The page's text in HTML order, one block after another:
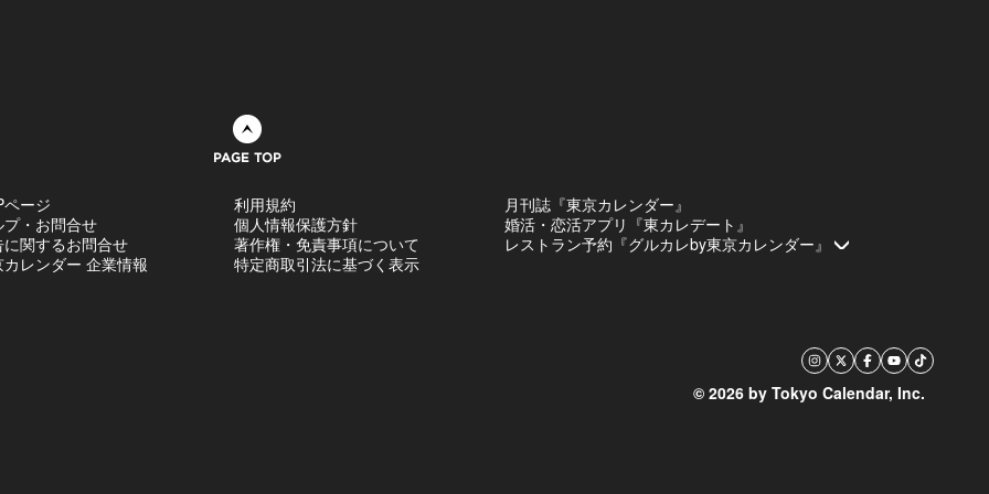
ページ
プ・お問合せ
に関するお問合せ
カレンダー 企業情報
利用規約
個人情報保護方針
著作権・免責事項について
特定商取引法に基づく表示
月刊誌『東京カレンダー』
婚活・恋活アプリ『東カレデート』
レストラン予約『グルカレby東京カレンダー』
© 2026 by Tokyo Calendar, Inc.